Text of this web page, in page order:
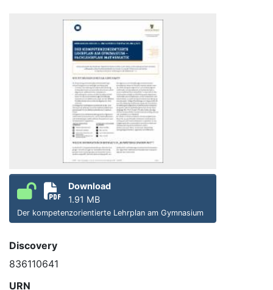
Download
1.91 MB
Der kompetenzorientierte Lehrplan am Gymnasium
Discovery
836110641
URN